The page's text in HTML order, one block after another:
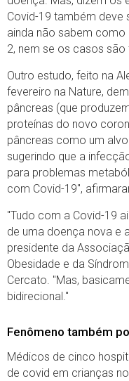
Covid-19 também deve
ainda não sabem como
2, nem se os casos
Outro estudo, feito na
fevereiro na Nature,
pâncreas (que
proteínas do novo
pâncreas como um
sugerindo que a
para problemas
com Covid-19",
"Tudo com a Covid-19
de uma doença nova e
presidente da
Obesidade e da
Cercato. "Mas,
bidirecional."
Fenômeno também
Médicos de cinco
de covid em crianças